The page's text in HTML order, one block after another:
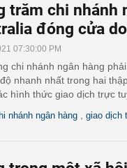
trăm chi nhánh
đóng cửa
07:30:00 PM
chi nhánh ngân hàng
nhanh nhất trong hai
hình thức giao dịch trực
nhánh ngân hàng giao dịch